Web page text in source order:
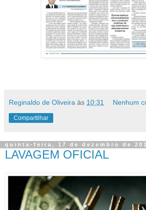
Reginaldo de Oliveira às 10:31 Nenhum
Compartilhar
quinta-feira, 17 de dezembro de
LAVAGEM OFICIAL